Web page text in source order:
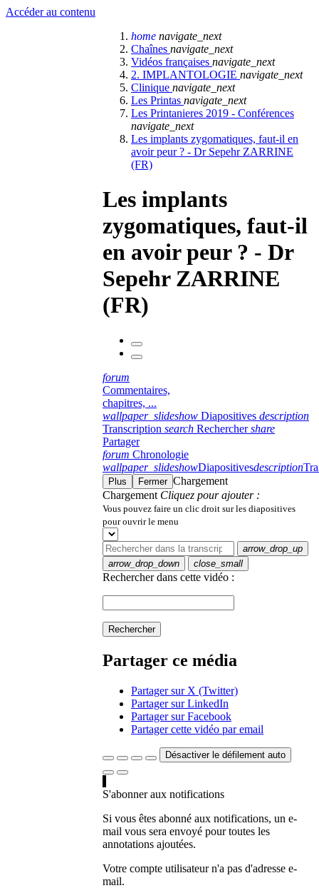
Accéder au contenu
home navigate_next
Chaînes navigate_next
Vidéos françaises navigate_next
2. IMPLANTOLOGIE navigate_next
Clinique navigate_next
Les Printas navigate_next
Les Printanieres 2019 - Conférences
navigate_next
Les implants zygomatiques, faut-il en
avoir peur ? - Dr Sepehr ZARRINE
(FR)
Les implants
zygomatiques, faut-il
en avoir peur ? - Dr
Sepehr ZARRINE
(FR)
forum
Commentaires,
chapitres, ...
wallpaper_slideshow Diapositives description
Transcription search Rechercher share
Partager
forum Chronologie
wallpaper_slideshowDiapositivesdescription
Plus Fermer Chargement
Chargement Cliquez pour ajouter :
Vous pouvez faire un clic droit sur les diapositives
pour ouvrir le menu
arrow_drop_up
arrow_drop_down
close_small
Rechercher dans cette vidéo :
Rechercher
Partager ce média
Partager sur X (Twitter)
Partager sur LinkedIn
Partager sur Facebook
Partager cette vidéo par email
Désactiver le défilement auto
S'abonner aux notifications
Si vous êtes abonné aux notifications, un e-
mail vous sera envoyé pour toutes les
annotations ajoutées.
Votre compte utilisateur n'a pas d'adresse e-
mail.